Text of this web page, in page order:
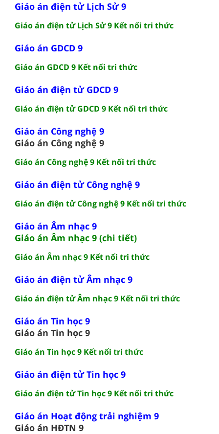
Giáo án điện tử Lịch Sử 9
Giáo án điện tử Lịch Sử 9 Kết nối tri thức
Giáo án GDCD 9
Giáo án GDCD 9 Kết nối tri thức
Giáo án điện tử GDCD 9
Giáo án điện tử GDCD 9 Kết nối tri thức
Giáo án Công nghệ 9
Giáo án Công nghệ 9
Giáo án Công nghệ 9 Kết nối tri thức
Giáo án điện tử Công nghệ 9
Giáo án điện tử Công nghệ 9 Kết nối tri thức
Giáo án Âm nhạc 9
Giáo án Âm nhạc 9 (chi tiết)
Giáo án Âm nhạc 9 Kết nối tri thức
Giáo án điện tử Âm nhạc 9
Giáo án điện tử Âm nhạc 9 Kết nối tri thức
Giáo án Tin học 9
Giáo án Tin học 9
Giáo án Tin học 9 Kết nối tri thức
Giáo án điện tử Tin học 9
Giáo án điện tử Tin học 9 Kết nối tri thức
Giáo án Hoạt động trải nghiệm 9
Giáo án HĐTN 9